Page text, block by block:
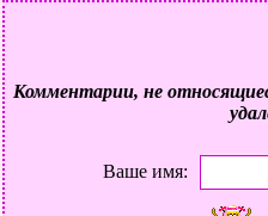
Комментарии, не
Ваше имя: